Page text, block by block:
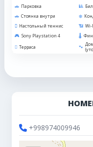
Парковка
Стоянка внутри
Настольный теннис
Wi-
Sony Playstation 4
Фин
Терраса
+998974009946